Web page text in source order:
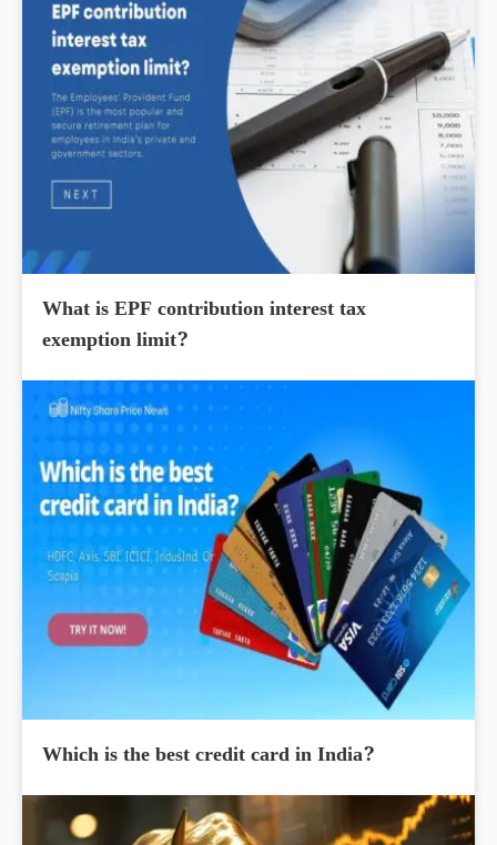
What is EPF contribution interest tax
exemption limit?
Which is the best credit card in India?